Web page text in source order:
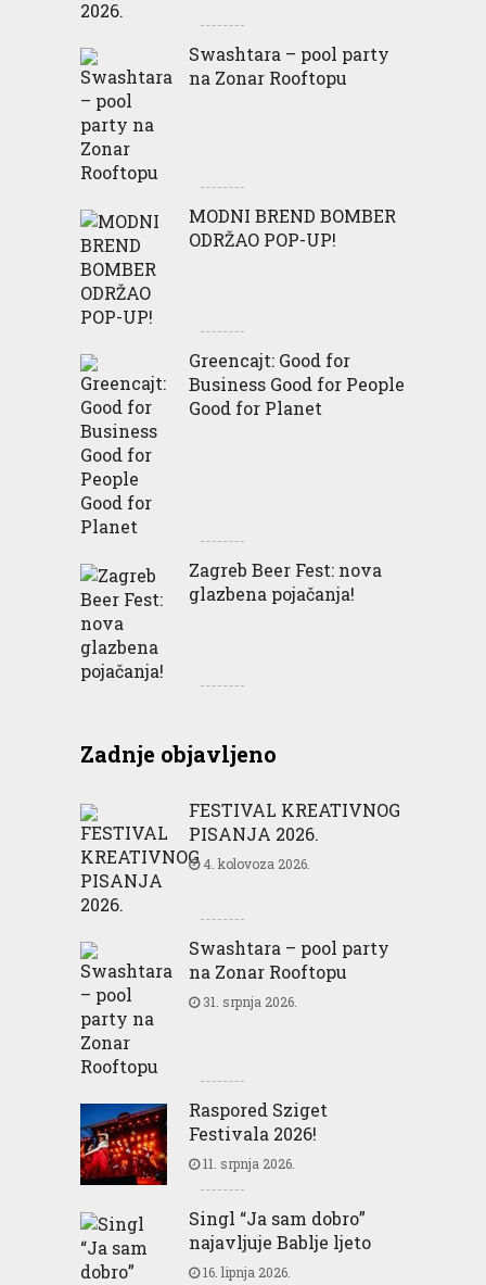
Swashtara – pool party
na Zonar Rooftopu
MODNI BREND BOMBER
ODRŽAO POP-UP!
Greencajt: Good for
Business Good for People
Good for Planet
Zagreb Beer Fest: nova
glazbena pojačanja!
Zadnje objavljeno
FESTIVAL KREATIVNOG
PISANJA 2026.
4. kolovoza 2026.
Swashtara – pool party
na Zonar Rooftopu
31. srpnja 2026.
Raspored Sziget
Festivala 2026!
11. srpnja 2026.
Singl “Ja sam dobro”
najavljuje Bablje ljeto
16. lipnja 2026.